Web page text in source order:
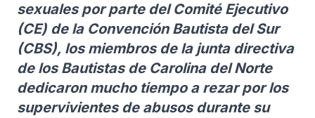
sexuales por parte del Comité Ejecutivo
(CE) de la Convención Bautista del Sur
(CBS), los miembros de la junta directiva
de los Bautistas de Carolina del Norte
dedicaron mucho tiempo a rezar por los
supervivientes de abusos durante su